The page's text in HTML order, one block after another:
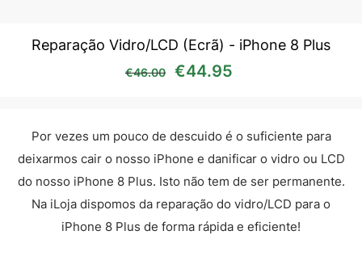
Reparação Vidro/LCD (Ecrã) - iPhone 8 Plus
€46.00 O preço original era:
€44.95
Por vezes um pouco de descuido é o suficiente para
deixarmos cair o nosso iPhone e danificar o vidro ou LCD
do nosso iPhone 8 Plus. Isto não tem de ser permanente.
Na iLoja dispomos da reparação do vidro/LCD para o
iPhone 8 Plus de forma rápida e eficiente!